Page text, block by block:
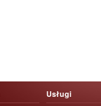
Usługi